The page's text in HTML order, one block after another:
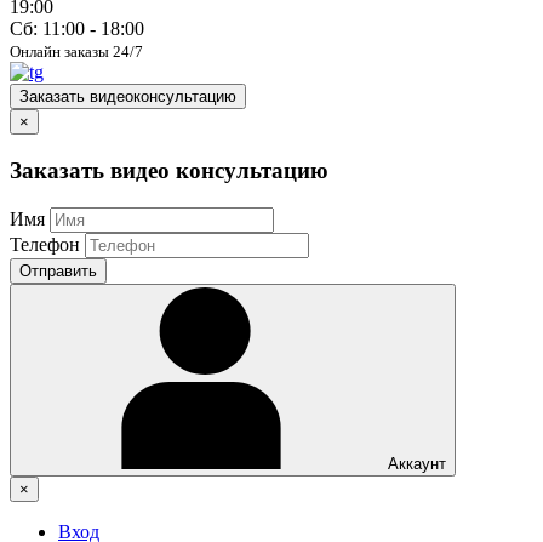
19:00
Сб: 11:00 - 18:00
Онлайн заказы 24/7
Заказать видеоконсультацию
×
Заказать видео консультацию
Имя
Телефон
Отправить
Аккаунт
×
Вход